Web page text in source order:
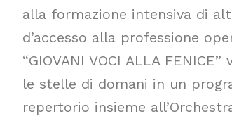
alla formazione intensiva di
d’accesso alla professione
“GIOVANI VOCI ALLA
le stelle di domani in un
repertorio insieme